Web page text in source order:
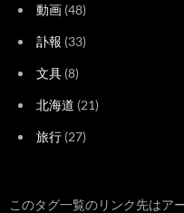
動画 (48)
訃報 (33)
文具 (8)
北海道 (21)
旅行 (27)
このタグ一覧のリンク先はア